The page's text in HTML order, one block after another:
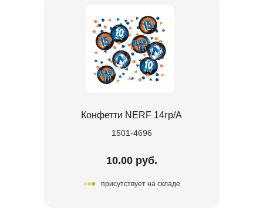
Конфетти NERF 14гр/A
1501-4696
10.00 руб.
присутствует на складе